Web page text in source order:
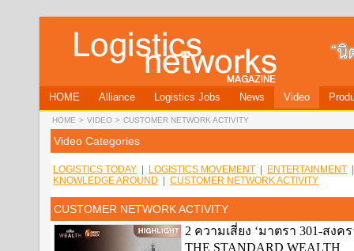
HOME Alliance Logistics Jobs News Video
HOME > VIDEO > CUSTOMER NETWORK ACTIVITY
Video Categories
LOGISTICS TODAY LOGISTICS MOVEMENT ENTERTAINMENT
KNOWLEDGE AROUND
CUSTOMER NETWORK ACTIVITY
CUSTOMER NETWORK ACTIVITY
2 ความเสี่ยง ‘มาตรา 301-สง
THE STANDARD WEALTH